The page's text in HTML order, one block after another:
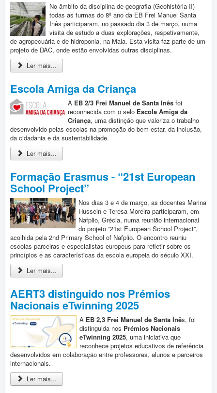
No âmbito da disciplina de geografia (Geohistória II)
todas as turmas do 8º ano da EB Frei Manuel Santa
Inês participaram, no passado dia 3 de março, numa
visita de estudo a duas explorações, respetivamente,
de agropecuária e de hidroponia, na Maia. Esta visita faz parte de um
projeto de DAC, onde estão envolvidas outras disciplinas.
Ler mais...
Escola Amiga da Criança
A EB 2/3 Frei Manuel de Santa Inês foi
reconhecida com o selo Escola Amiga da
Criança, uma distinção que valoriza o trabalho
desenvolvido pelas escolas na promoção do bem-estar, da inclusão,
da cidadania e da sustentabilidade.
Ler mais...
Formação Erasmus - “21st European
School Project”
Nos dias 3 e 4 de março, as docentes Marina
Hussein e Teresa Moreira participaram, em
Nafplio, Grécia, numa reunião internacional
do projeto “21st European School Project”,
acolhida pela 2nd Primary School of Nafplio. O encontro reuniu
escolas parceiras e especialistas europeus para refletir sobre os
princípios e as características da escola europeia do século XXI.
Ler mais...
AERT3 distinguido nos Prémios
Nacionais eTwinning 2025
A EB 2,3 Frei Manuel de Santa Inês, foi
distinguida nos Prémios Nacionais
eTwinning 2025, uma iniciativa que
reconhece projetos educativos de referência
desenvolvidos em colaboração entre professores, alunos e parceiros
internacionais.
Ler mais...